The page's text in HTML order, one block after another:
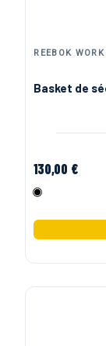
REEBOK WORK
Basket de
130,00 €
Noir